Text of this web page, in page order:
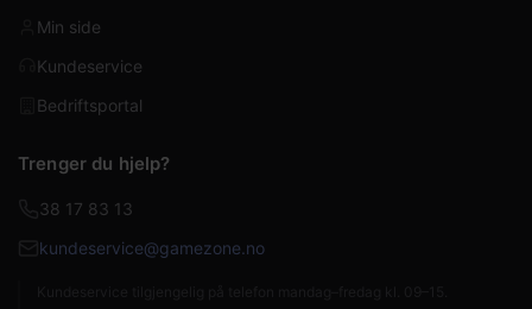
Min side
Kundeservice
Bedriftsportal
Trenger du hjelp?
38 17 83 13
kundeservice@gamezone.no